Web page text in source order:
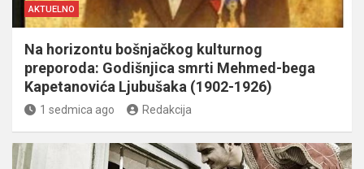
AKTUELNO
Na horizontu bošnjačkog kulturnog
preporoda: Godišnjica smrti Mehmed-bega
Kapetanovića Ljubušaka (1902-1926)
1 sedmica ago Redakcija